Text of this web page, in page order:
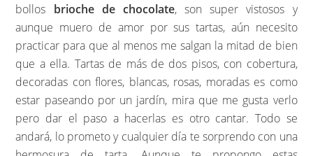
bollos brioche de chocolate, son super vistosos y
aunque muero de amor por sus tartas, aún necesito
practicar para que al menos me salgan la mitad de bien
que a ella. Tartas de más de dos pisos, con cobertura,
decoradas con flores, blancas, rosas, moradas es como
estar paseando por un jardín, mira que me gusta verlo
pero dar el paso a hacerlas es otro cantar. Todo se
andará, lo prometo y cualquier día te sorprendo con una